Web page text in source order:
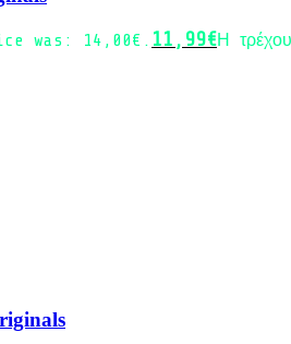
was: 14,00€. 11,99€Η